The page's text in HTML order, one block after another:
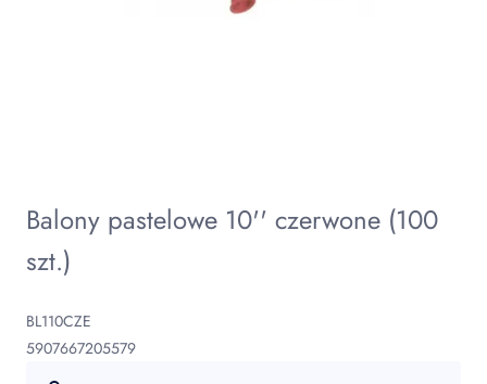
Balony pastelowe 10'' czerwone (100
szt.)
BL110CZE
5907667205579